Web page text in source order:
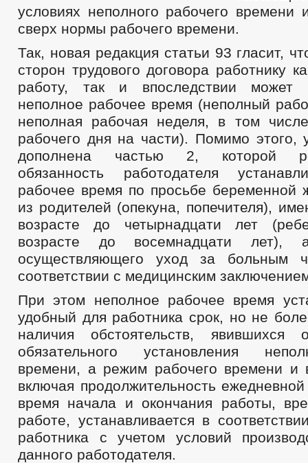
условиях неполного рабочего времени
сверх нормы рабочего времени.
Так, новая редакция статьи 93 гласит,
сторон трудового договора работнику
работу, так и впоследствии может
неполное рабочее время (неполный
неполная рабочая неделя, в том
рабочего дня на части). Помимо этого,
дополнена частью 2, которой
обязанность работодателя
рабочее время по просьбе беременной
из родителей (опекуна, попечителя),
возрасте до четырнадцати лет
возрасте до восемнадцати лет),
осуществляющего уход за больным
соответствии с медицинским
При этом неполное рабочее время
удобный для работника срок, но не
наличия обстоятельств, явившихся
обязательного установления
времени, а режим рабочего времени и
включая продолжительность
время начала и окончания работы,
работе, устанавливается в
работника с учетом условий
данного работодателя.